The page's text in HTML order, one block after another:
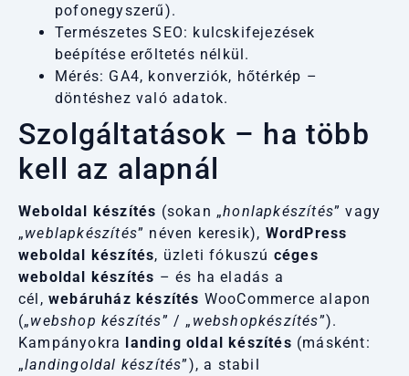
pofonegyszerű).
Természetes SEO: kulcskifejezések
beépítése erőltetés nélkül.
Mérés: GA4, konverziók, hőtérkép –
döntéshez való adatok.
Szolgáltatások – ha több
kell az alapnál
Weboldal készítés (sokan „honlapkészítés” vagy
„weblapkészítés” néven keresik), WordPress
weboldal készítés, üzleti fókuszú céges
weboldal készítés – és ha eladás a
cél, webáruház készítés WooCommerce alapon
(„webshop készítés” / „ webshopkészítés”).
Kampányokra landing oldal készítés (másként:
„landingoldal készítés”), a stabil